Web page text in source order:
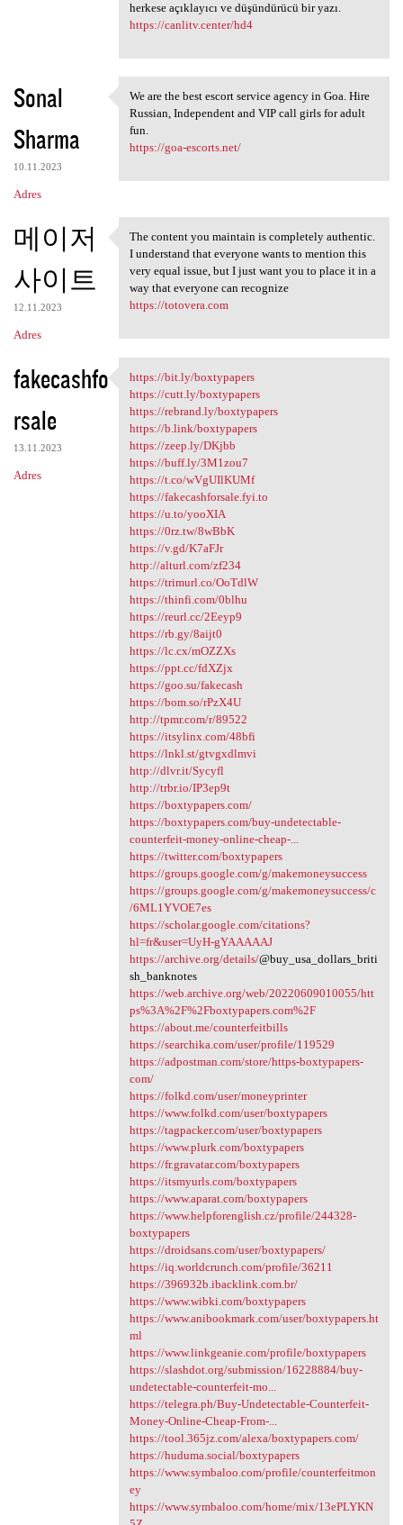
herkese açıklayıcı ve düşündürücü bir yazı.
https://canlitv.center/hd4
Sonal
Sharma
10.11.2023
Adres
We are the best escort
We are the best escort service agency in Goa. Hire
Russian, Independent and VIP call girls for adult
fun.
https://goa-escorts.net/
메이저
사이트
12.11.2023
Adres
The content you maintain is
The content you maintain is completely authentic.
I understand that everyone wants to mention this
very equal issue, but I just want you to place it in a
way that everyone can recognize
https://totovera.com
fakecashfo
rsale
13.11.2023
Adres
https://bit.ly/boxtypapers
https://bit.ly/boxtypapers
https://cutt.ly/boxtypapers
https://rebrand.ly/boxtypapers
https://b.link/boxtypapers
https://zeep.ly/DKjbb
https://buff.ly/3M1zou7
https://t.co/wVgUIlKUMf
https://fakecashforsale.fyi.to
https://u.to/yooXIA
https://0rz.tw/8wBbK
https://v.gd/K7aFJr
http://alturl.com/zf234
https://trimurl.co/OoTdlW
https://thinfi.com/0blhu
https://reurl.cc/2Eeyp9
https://rb.gy/8aijt0
https://lc.cx/mOZZXs
https://ppt.cc/fdXZjx
https://goo.su/fakecash
https://bom.so/rPzX4U
http://tpmr.com/r/89522
https://itsylinx.com/48bfi
https://lnkl.st/gtvgxdlmvi
http://dlvr.it/Sycyfl
http://trbr.io/IP3ep9t
https://boxtypapers.com/
https://boxtypapers.com/buy-undetectable-
counterfeit-money-online-cheap-...
https://twitter.com/boxtypapers
https://groups.google.com/g/makemoneysuccess
https://groups.google.com/g/makemoneysuccess/c
/6ML1YVOE7es
https://scholar.google.com/citations?
hl=fr&user=UyH-gYAAAAAJ
https://archive.org/details/@buy_usa_dollars_briti
sh_banknotes
https://web.archive.org/web/20220609010055/htt
ps%3A%2F%2Fboxtypapers.com%2F
https://about.me/counterfeitbills
https://searchika.com/user/profile/119529
https://adpostman.com/store/https-boxtypapers-
com/
https://folkd.com/user/moneyprinter
https://www.folkd.com/user/boxtypapers
https://tagpacker.com/user/boxtypapers
https://www.plurk.com/boxtypapers
https://fr.gravatar.com/boxtypapers
https://itsmyurls.com/boxtypapers
https://www.aparat.com/boxtypapers
https://www.helpforenglish.cz/profile/244328-
boxtypapers
https://droidsans.com/user/boxtypapers/
https://iq.worldcrunch.com/profile/36211
https://396932b.ibacklink.com.br/
https://www.wibki.com/boxtypapers
https://www.anibookmark.com/user/boxtypapers.ht
ml
https://www.linkgeanie.com/profile/boxtypapers
https://slashdot.org/submission/16228884/buy-
undetectable-counterfeit-mo...
https://telegra.ph/Buy-Undetectable-Counterfeit-
Money-Online-Cheap-From-...
https://tool.365jz.com/alexa/boxtypapers.com/
https://huduma.social/boxtypapers
https://www.symbaloo.com/profile/counterfeitmon
ey
https://www.symbaloo.com/home/mix/13ePLYKN